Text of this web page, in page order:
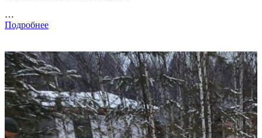
…
Подробнее